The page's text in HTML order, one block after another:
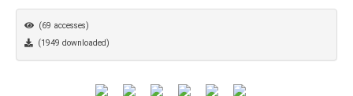
(69 accesses)
(1949 downloaded)